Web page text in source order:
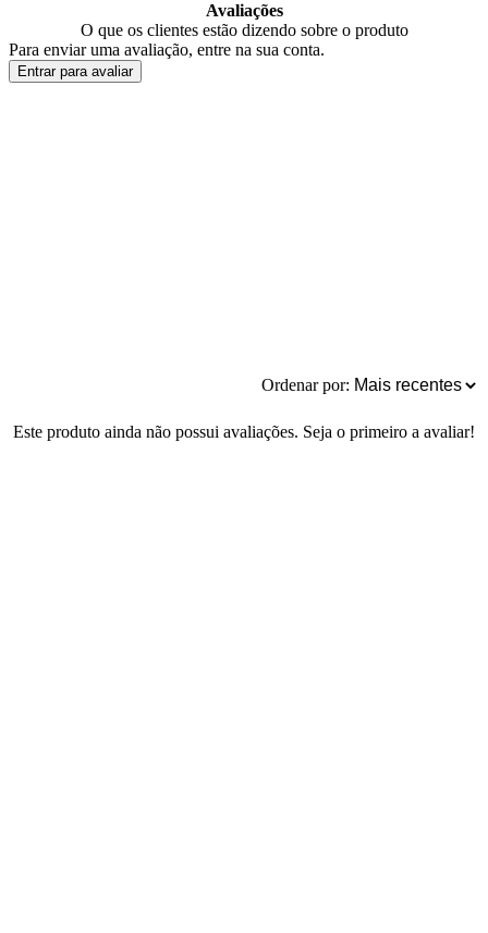
Avaliações
O que os clientes estão dizendo sobre o produto
Para enviar uma avaliação, entre na sua conta.
Entrar para avaliar
Ordenar por:
Este produto ainda não possui avaliações. Seja o primeiro a avaliar!